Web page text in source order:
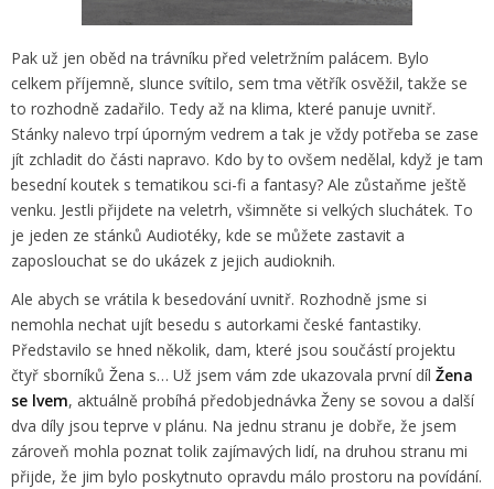
Pak už jen oběd na trávníku před veletržním palácem. Bylo
celkem příjemně, slunce svítilo, sem tma větřík osvěžil, takže se
to rozhodně zadařilo. Tedy až na klima, které panuje uvnitř.
Stánky nalevo trpí úporným vedrem a tak je vždy potřeba se zase
jít zchladit do části napravo. Kdo by to ovšem nedělal, když je tam
besední koutek s tematikou sci-fi a fantasy? Ale zůstaňme ještě
venku. Jestli přijdete na veletrh, všimněte si velkých sluchátek. To
je jeden ze stánků Audiotéky, kde se můžete zastavit a
zaposlouchat se do ukázek z jejich audioknih.
Ale abych se vrátila k besedování uvnitř. Rozhodně jsme si
nemohla nechat ujít besedu s autorkami české fantastiky.
Představilo se hned několik, dam, které jsou součástí projektu
čtyř sborníků Žena s… Už jsem vám zde ukazovala první díl Žena
se lvem, aktuálně probíhá předobjednávka Ženy se sovou a další
dva díly jsou teprve v plánu. Na jednu stranu je dobře, že jsem
zároveň mohla poznat tolik zajímavých lidí, na druhou stranu mi
přijde, že jim bylo poskytnuto opravdu málo prostoru na povídání.